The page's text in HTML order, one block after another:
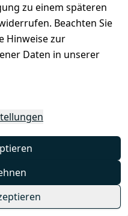
zu einem späteren
Beachten Sie
Hinweise zur
Daten in unserer
lights.de
Unter den
Weingärten 42
63546
Hammersbach
selected-lights
selected-